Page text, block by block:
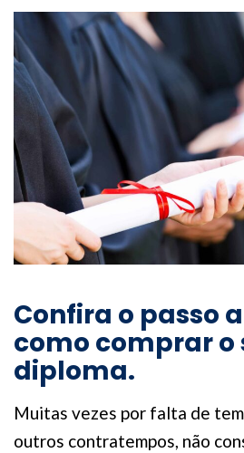
Confira o passo
como comprar o
diploma.
Muitas vezes por falta de
outros contratempos, não